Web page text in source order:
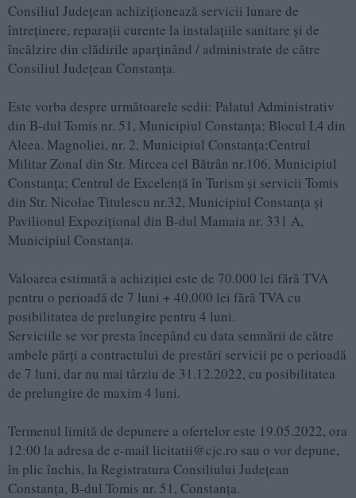
Consiliul Județean achiziționează servicii lunare de
întreţinere, reparaţii curente la instalaţiile sanitare şi de
încălzire din clădirile aparţinând / administrate de către
Consiliul Judeţean Constanţa.
Este vorba despre următoarele sedii: Palatul Administrativ
din B-dul Tomis nr. 51, Municipiul Constanţa; Blocul L4 din
Aleea. Magnoliei, nr. 2, Municipiul Constanţa;Centrul
Militar Zonal din Str. Mircea cel Bătrân nr.106, Municipiul
Constanţa; Centrul de Excelenţă în Turism şi servicii Tomis
din Str. Nicolae Titulescu nr.32, Municipiul Constanţa și
Pavilionul Expoziţional din B-dul Mamaia nr. 331 A,
Municipiul Constanţa.
Valoarea estimată a achiziţiei este de 70.000 lei fără TVA
pentru o perioadă de 7 luni + 40.000 lei fără TVA cu
posibilitatea de prelungire pentru 4 luni.
Serviciile se vor presta începând cu data semnării de către
ambele părţi a contractului de prestări servicii pe o perioadă
de 7 luni, dar nu mai târziu de 31.12.2022, cu posibilitatea
de prelungire de maxim 4 luni.
Termenul limită de depunere a ofertelor este 19.05.2022, ora
12:00 la adresa de e-mail licitatii@cjc.ro sau o vor depune,
în plic închis, la Registratura Consiliului Judeţean
Constanţa, B-dul Tomis nr. 51, Constanţa.